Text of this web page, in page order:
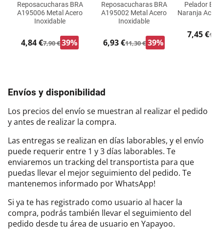
Reposacucharas BRA
A195006 Metal Acero
Inoxidable
4,84 €7,90 €39%
Reposacucharas BRA
A195002 Metal Acero
Inoxidable
6,93 €11,30 € 39%
Pelador
Naranja
7,45 €
Envíos y disponibilidad
Los precios del envío se muestran al realizar el pedido
y antes de realizar la compra.
Las entregas se realizan en días laborables, y el envío
puede requerir entre 1 y 3 días laborables. Te
enviaremos un tracking del transportista para que
puedas llevar el mejor seguimiento del pedido. Te
mantenemos informado por WhatsApp!
Si ya te has registrado como usuario al hacer la
compra, podrás también llevar el seguimiento del
pedido desde tu área de usuario en Yapayoo.